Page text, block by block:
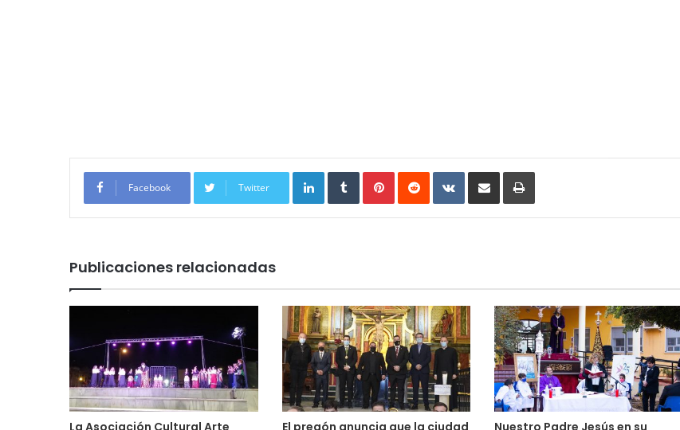
Facebook Twitter
LinkedInTumblrPinterestReddit VKontakteCompartir por correo electrónicoImprimir
Publicaciones relacionadas